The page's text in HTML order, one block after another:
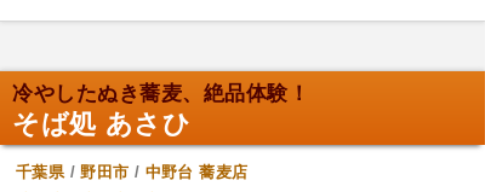
冷やしたぬき蕎麦、絶品体験！
そば処 あさひ
千葉県/野田市 / 中野台 蕎麦店